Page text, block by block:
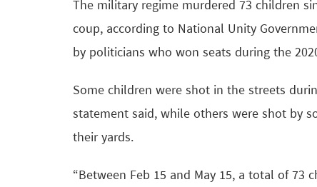
The military regime murdered 73 children
coup, according to National Unity
by politicians who won seats during the
Some children were shot in the streets
statement said, while others were shot by
their yards.
“Between Feb 15 and May 15, a total of